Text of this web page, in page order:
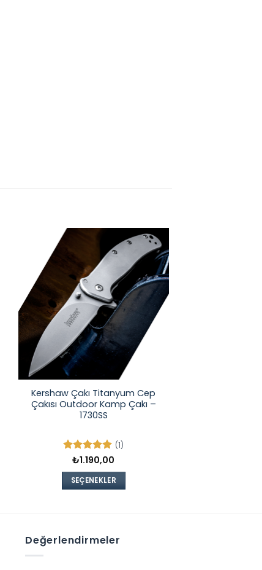
Kershaw Çakı Titanyum Cep
Çakısı Outdoor Kamp Çakı –
1730SS
5 üzerinden
(1)
₺1.190,00
SEÇENEKLER
fazla
Değerlendirmeler